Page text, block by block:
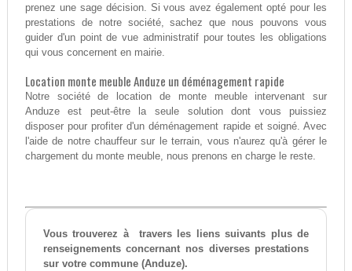
prenez une sage décision. Si vous avez également opté pour les
prestations de notre société, sachez que nous pouvons vous
guider d'un point de vue administratif pour toutes les obligations
qui vous concernent en mairie.
Location monte meuble Anduze un déménagement rapide
Notre société de location de monte meuble intervenant sur
Anduze est peut-être la seule solution dont vous puissiez
disposer pour profiter d'un déménagement rapide et soigné. Avec
l'aide de notre chauffeur sur le terrain, vous n'aurez qu'à gérer le
chargement du monte meuble, nous prenons en charge le reste.
Vous trouverez à travers les liens suivants plus de
renseignements concernant nos diverses prestations
sur votre commune (Anduze).